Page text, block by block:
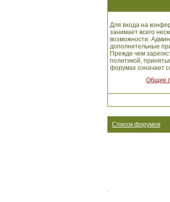
Для входа на
занимает всего
возможности.
дополнительные
Прежде чем
политикой,
форумах означает
Общие
Список форумов